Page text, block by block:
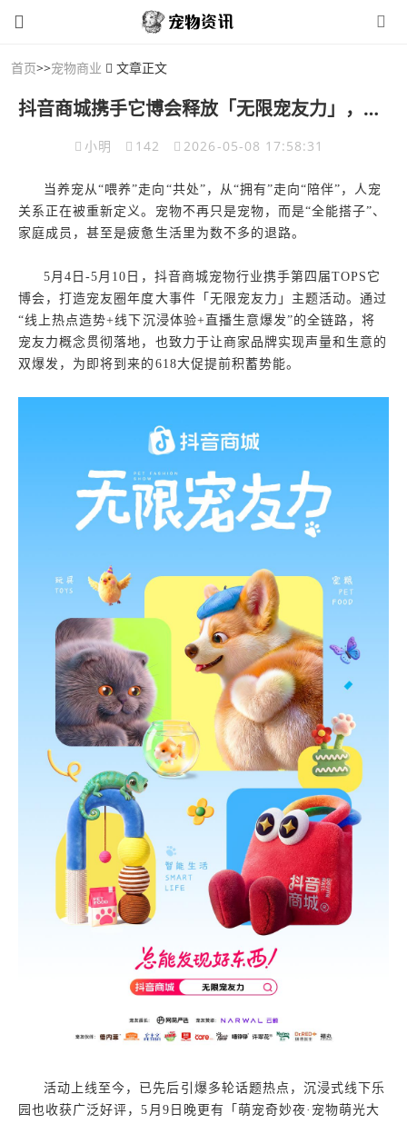
首页>>宠物商业 文章正文
抖音商城携手它博会释放「无限宠友力」，毛孩子的好戏未完待播
小明 142 2026-05-08 17:58:31
当养宠从“喂养”走向“共处”，从“拥有”走向“陪伴”，人宠
关系正在被重新定义。宠物不再只是宠物，而是“全能搭子”、
家庭成员，甚至是疲惫生活里为数不多的退路。
5月4日-5月10日，抖音商城宠物行业携手第四届TOPS它
博会，打造宠友圈年度大事件「无限宠友力」主题活动。通过
“线上热点造势+线下沉浸体验+直播生意爆发”的全链路，将
宠友力概念贯彻落地，也致力于让商家品牌实现声量和生意的
双爆发，为即将到来的618大促提前积蓄势能。
活动上线至今，已先后引爆多轮话题热点，沉浸式线下乐
园也收获广泛好评，5月9日晚更有「萌宠奇妙夜·宠物萌光大